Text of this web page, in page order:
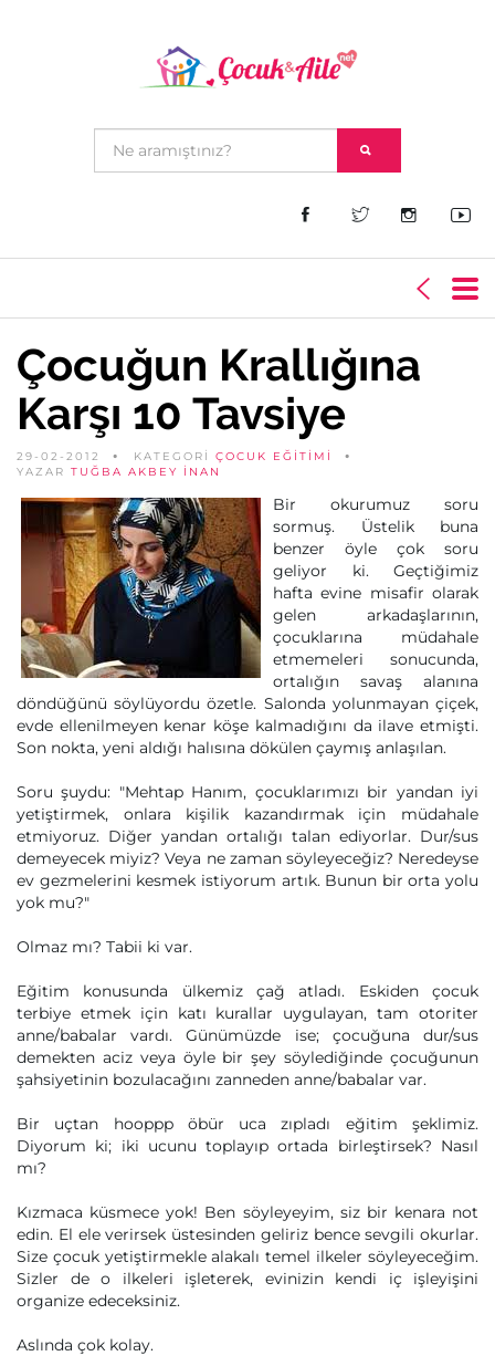
Çocuğun Krallığına
Karşı 10 Tavsiye
29-02-2012 KATEGORİ ÇOCUK EĞITIMI
YAZAR TUĞBA AKBEY İNAN
Bir okurumuz soru
sormuş. Üstelik buna
benzer öyle çok soru
geliyor ki. Geçtiğimiz
hafta evine misafir olarak
gelen arkadaşlarının,
çocuklarına müdahale
etmemeleri sonucunda,
ortalığın savaş alanına
döndüğünü söylüyordu özetle. Salonda yolunmayan çiçek,
evde ellenilmeyen kenar köşe kalmadığını da ilave etmişti.
Son nokta, yeni aldığı halısına dökülen çaymış anlaşılan.
Soru şuydu: "Mehtap Hanım, çocuklarımızı bir yandan iyi
yetiştirmek, onlara kişilik kazandırmak için müdahale
etmiyoruz. Diğer yandan ortalığı talan ediyorlar. Dur/sus
demeyecek miyiz? Veya ne zaman söyleyeceğiz? Neredeyse
ev gezmelerini kesmek istiyorum artık. Bunun bir orta yolu
yok mu?"
Olmaz mı? Tabii ki var.
Eğitim konusunda ülkemiz çağ atladı. Eskiden çocuk
terbiye etmek için katı kurallar uygulayan, tam otoriter
anne/babalar vardı. Günümüzde ise; çocuğuna dur/sus
demekten aciz veya öyle bir şey söylediğinde çocuğunun
şahsiyetinin bozulacağını zanneden anne/babalar var.
Bir uçtan hooppp öbür uca zıpladı eğitim şeklimiz.
Diyorum ki; iki ucunu toplayıp ortada birleştirsek? Nasıl
mı?
Kızmaca küsmece yok! Ben söyleyeyim, siz bir kenara not
edin. El ele verirsek üstesinden geliriz bence sevgili okurlar.
Size çocuk yetiştirmekle alakalı temel ilkeler söyleyeceğim.
Sizler de o ilkeleri işleterek, evinizin kendi iç işleyişini
organize edeceksiniz.
Aslında çok kolay.